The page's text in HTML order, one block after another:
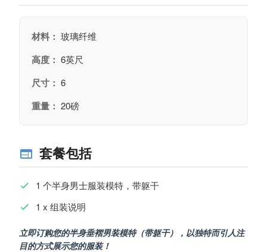
材料： 玻璃纤维
高度： 6英尺
尺寸： 6
重量： 20磅
套餐包括
1 个半身男士服装模特，带躯干
1 x 组装说明
立即订购您的半身垂褶男装模特（带躯干），以独特而引人注
目的方式展示您的服装！